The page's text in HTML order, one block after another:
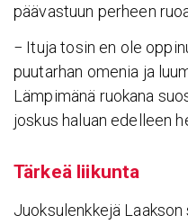
päävastuun perheen
− Ituja tosin en ole
puutarhan omenia ja
Lämpimänä ruokana
joskus haluan edelleen
Tärkeä liikunta
Juoksulenkkejä